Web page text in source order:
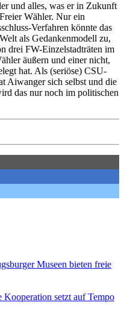
und alles, was er in Zukunft
Wähler. Nur ein
Verfahren könnte das
als Gedankenmodell zu,
drei FW-Einzelstadträten im
äußern und einer nicht,
hat. Als (seriöse) CSU-
Aiwanger sich selbst und die
das nur noch im politischen
Museen bieten freie
Kooperation setzt auf Tempo